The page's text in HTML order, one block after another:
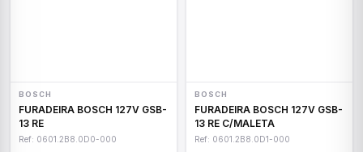
BOSCH
FURADEIRA BOSCH 127V GSB-
13 RE
Ref: 0601.2B8.0D0-000
BOSCH
FURADEIRA BOSCH 127V GSB-
13 RE C/MALETA
Ref: 0601.2B8.0D1-000